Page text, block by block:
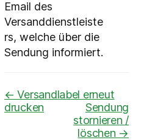
Email des
Versanddienstleiste
rs, welche über die
Sendung informiert.
Navigation
← Versandlabel erneut
drucken
Sendung
stornieren /
löschen →